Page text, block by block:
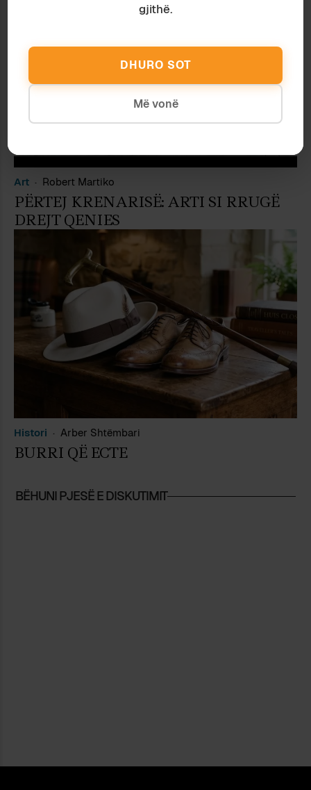
Art Robert Martiko
PËRTEJ KRENARISË: ARTI SI RRUGË
DREJT QENIES
Histori Arber Shtëmbari
BURRI QË ECTE
BËHUNI PJESË E DISKUTIMIT
gjithë.
DHURO SOT
Më vonë